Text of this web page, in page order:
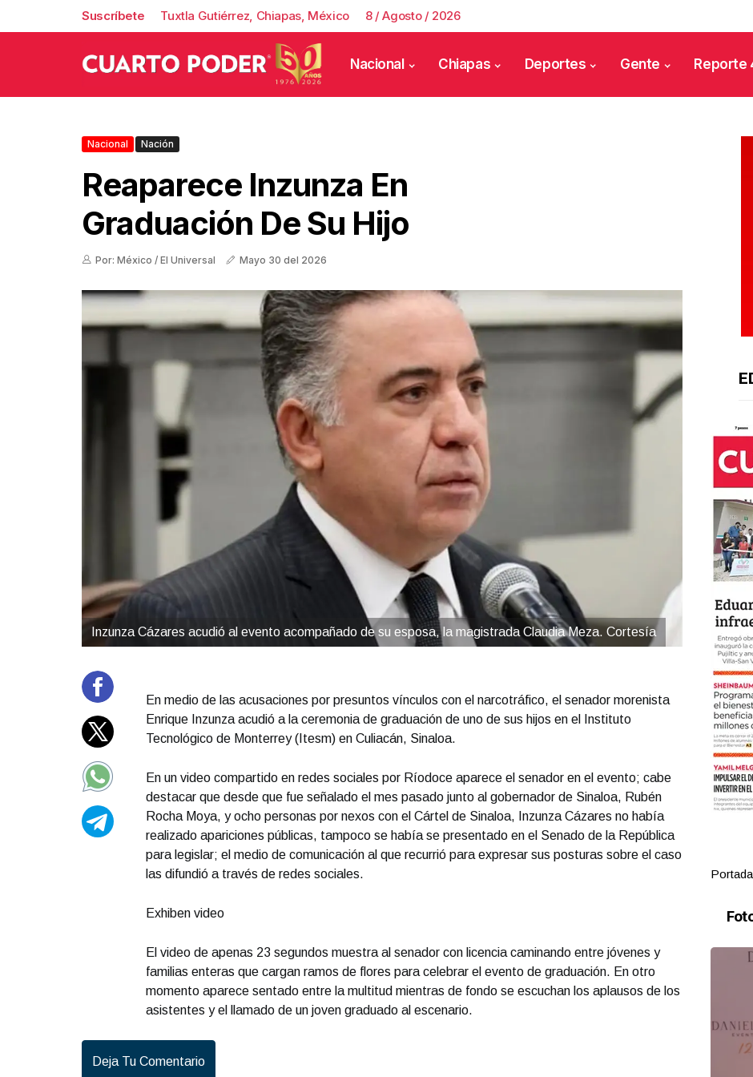
Suscríbete Tuxtla Gutiérrez, Chiapas, México 8 / Agosto / 2026
Nacional Chiapas Deportes Gente Reporte
Nacional Nación
Reaparece Inzunza En
Graduación De Su Hijo
Por: México / El Universal Mayo 30 del 2026
Inzunza Cázares acudió al evento acompañado de su esposa, la magistrada Claudia Meza. Cortesía
En medio de las acusaciones por presuntos vínculos con el narcotráfico, el senador morenista
Enrique Inzunza acudió a la ceremonia de graduación de uno de sus hijos en el Instituto
Tecnológico de Monterrey (Itesm) en Culiacán, Sinaloa.
En un video compartido en redes sociales por Ríodoce aparece el senador en el evento; cabe
destacar que desde que fue señalado el mes pasado junto al gobernador de Sinaloa, Rubén
Rocha Moya, y ocho personas por nexos con el Cártel de Sinaloa, Inzunza Cázares no había
realizado apariciones públicas, tampoco se había se presentado en el Senado de la República
para legislar; el medio de comunicación al que recurrió para expresar sus posturas sobre el caso
las difundió a través de redes sociales.
Exhiben video
El video de apenas 23 segundos muestra al senador con licencia caminando entre jóvenes y
familias enteras que cargan ramos de flores para celebrar el evento de graduación. En otro
momento aparece sentado entre la multitud mientras de fondo se escuchan los aplausos de los
asistentes y el llamado de un joven graduado al escenario.
Deja Tu Comentario